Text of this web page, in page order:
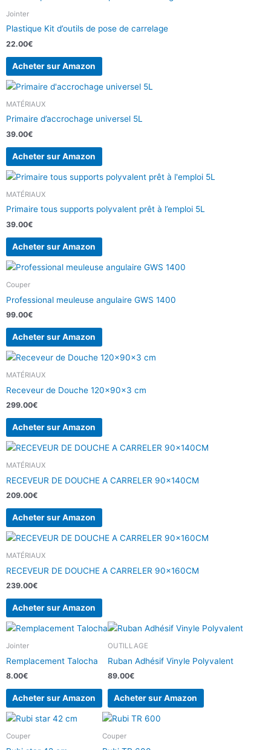
Jointer
Plastique Kit d’outils de pose de carrelage
22.00€
Acheter sur Amazon
MATÉRIAUX
Primaire d’accrochage universel 5L
39.00€
Acheter sur Amazon
MATÉRIAUX
Primaire tous supports polyvalent prêt à l’emploi 5L
39.00€
Acheter sur Amazon
Couper
Professional meuleuse angulaire GWS 1400
99.00€
Acheter sur Amazon
MATÉRIAUX
Receveur de Douche 120x90x3 cm
299.00€
Acheter sur Amazon
MATÉRIAUX
RECEVEUR DE DOUCHE A CARRELER 90x140CM
209.00€
Acheter sur Amazon
MATÉRIAUX
RECEVEUR DE DOUCHE A CARRELER 90x160CM
239.00€
Acheter sur Amazon
Jointer
Remplacement Talocha
8.00€
Acheter sur Amazon
OUTILLAGE
Ruban Adhésif Vinyle Polyvalent
89.00€
Acheter sur Amazon
Couper Couper